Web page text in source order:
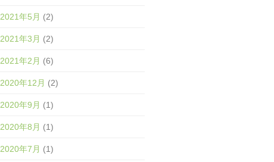
2021年5月 (2)
2021年3月 (2)
2021年2月 (6)
2020年12月 (2)
2020年9月 (1)
2020年8月 (1)
2020年7月 (1)